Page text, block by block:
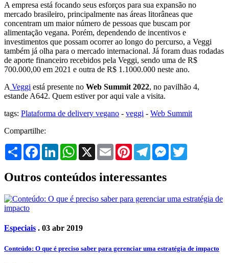
A empresa está focando seus esforços para sua expansão no
mercado brasileiro, principalmente nas áreas litorâneas que
concentram um maior número de pessoas que buscam por
alimentação vegana. Porém, dependendo de incentivos e
investimentos que possam ocorrer ao longo do percurso, a Veggi
também já olha para o mercado internacional. Já foram duas rodadas
de aporte financeiro recebidos pela Veggi, sendo uma de R$
700.000,00 em 2021 e outra de R$ 1.1000.000 neste ano.
AVeggi está presente no Web Summit 2022, no pavilhão 4,
estande A642. Quem estiver por aqui vale a visita.
tags: Plataforma de delivery vegano - veggi - Web Summit
Compartilhe:
Share FacebookLinkedInWhatsApp
X Email PinterestTelegramMessenger
Outros conteúdos interessantes
Especiais . 03 abr 2019
Conteúdo: O que é preciso saber para gerenciar uma estratégia de impacto